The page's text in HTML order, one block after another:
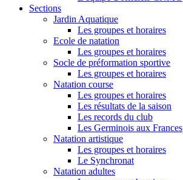
Sections
Jardin Aquatique
Les groupes et horaires
Ecole de natation
Les groupes et horaires
Socle de préformation sportive
Les groupes et horaires
Natation course
Les groupes et horaires
Les résultats de la saison
Les records du club
Les Germinois aux Frances
Natation artistique
Les groupes et horaires
Le Synchronat
Natation adultes